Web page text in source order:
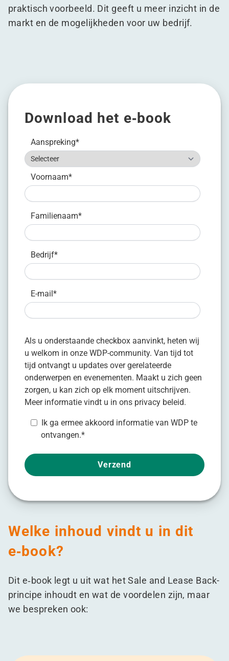
praktisch voorbeeld. Dit geeft u meer inzicht in de
markt en de mogelijkheden voor uw bedrijf.
Download het e‑book
Aanspreking*
Voornaam*
Familienaam*
Bedrijf*
E-mail*
Als u onderstaande checkbox aanvinkt, heten wij
u welkom in onze WDP-community. Van tijd tot
tijd ontvangt u updates over gerelateerde
onderwerpen en evenementen. Maakt u zich geen
zorgen, u kan zich op elk moment uitschrijven.
Meer informatie vindt u in ons privacy beleid.
Ik ga ermee akkoord informatie van WDP te
ontvangen.*
Welke inhoud vindt u in dit
e‑book?
Dit e‑book legt u uit wat het Sale and Lease Back-
principe inhoudt en wat de voordelen zijn, maar
we bespreken ook: